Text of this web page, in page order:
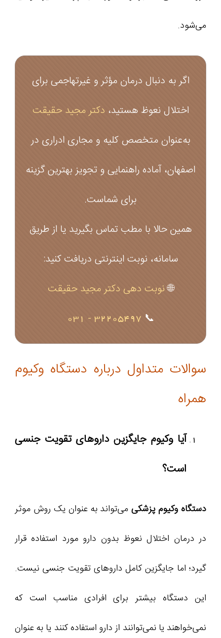
می‌شود.
اگر به دنبال درمان مؤثر و غیرتهاجمی برای
اختلال نعوظ هستید، دکتر مجید حقیقت
به‌عنوان متخصص کلیه و مجاری ادراری در
اصفهان، آماده راهنمایی و تجویز بهترین گزینه
برای شماست.
همین حالا با مطب تماس بگیرید یا از طریق
سامانه، نوبت اینترنتی دریافت کنید:
🌐نوبت دهی دکتر مجید حقیقت
📞
32205497 - 031
سوالات متداول درباره دستگاه وکیوم
همراه
آیا وکیوم جایگزین داروهای تقویت جنسی
است؟
دستگاه وکیوم پزشکیمی‌تواند به عنوان یک روش موثر
در درمان اختلال نعوظ بدون دارو مورد استفاده قرار
گیرد؛ اما جایگزین کامل داروهای تقویت جنسی نیست.
این دستگاه بیشتر برای افرادی مناسب است که
نمی‌خواهند یا نمی‌توانند از دارو استفاده کنند یا به عنوان